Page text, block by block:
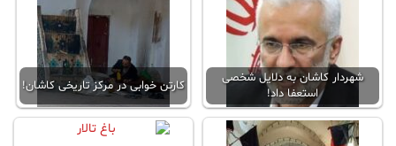
شهردار کاشان به دلایل شخصی
استعفا داد!
کارتن خوابی در مرکز تاریخی کاشان!